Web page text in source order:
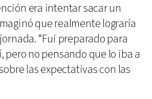
era intentar sacar un
que realmente lograría
“Fui preparado para
pero no pensando que lo iba a
las expectativas con las